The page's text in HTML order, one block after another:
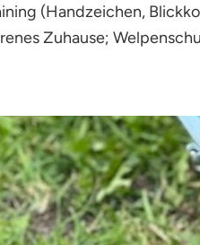
(Handzeichen,
Zuhause;